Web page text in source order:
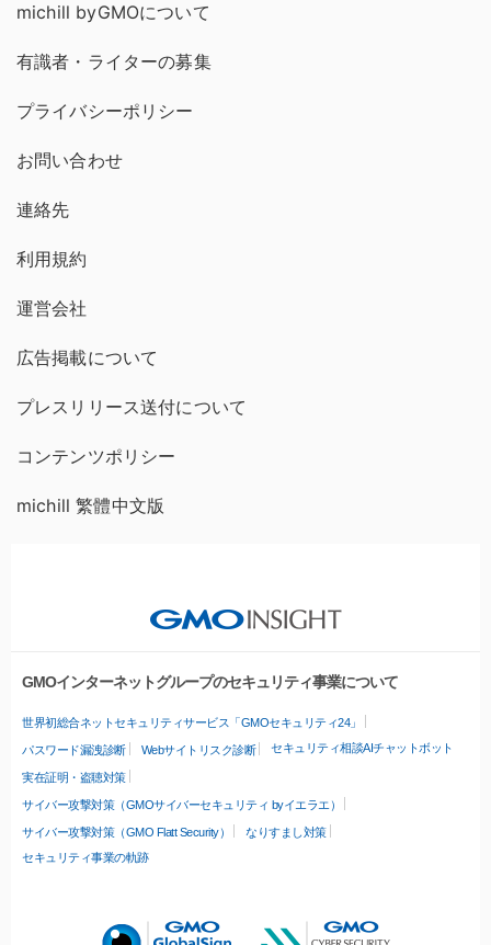
michill byGMOについて
有識者・ライターの募集
プライバシーポリシー
お問い合わせ
連絡先
利用規約
運営会社
広告掲載について
プレスリリース送付について
コンテンツポリシー
michill 繁體中文版
GMOインターネットグループのセキュリティ事業について
世界初総合ネットセキュリティサービス「GMOセキュリティ24」
パスワード漏洩診断 Webサイトリスク診断 セキュリティ相談AIチャットボット
実在証明・盗聴対策
サイバー攻撃対策（GMOサイバーセキュリティ byイエラエ）
サイバー攻撃対策（GMO Flatt Security）
なりすまし対策
セキュリティ事業の軌跡